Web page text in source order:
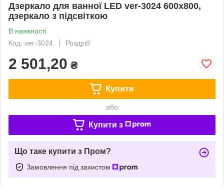
Дзеркало для ванної LED ver-3024 600х800,
дзеркало з підсвіткою
В наявності
Код: ver-3024
Роздріб
2 501,20 ₴
Купити
або
Купити з
Що таке купити з Пром?
Замовлення під захистом